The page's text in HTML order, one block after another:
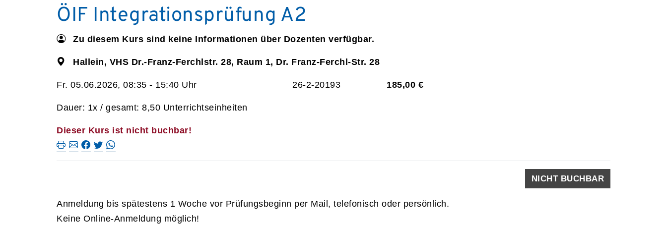
ÖIF Integrationsprüfung A2
Zu diesem Kurs sind keine Informationen über Dozenten verfügbar.
Hallein, VHS Dr.-Franz-Ferchlstr. 28, Raum 1, Dr. Franz-Ferchl-Str. 28
Fr. 05.06.2026, 08:35 - 15:40 Uhr 26-2-20193 185,00 €
Dauer: 1x / gesamt: 8,50 Unterrichtseinheiten
Dieser Kurs ist nicht buchbar!
NICHT BUCHBAR
Anmeldung bis spätestens 1 Woche vor Prüfungsbeginn per Mail, telefonisch oder persönlich.
Keine Online-Anmeldung möglich!